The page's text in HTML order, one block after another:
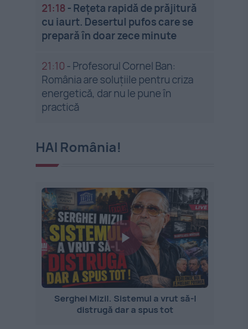
21:18 - Rețeta rapidă de prăjitură
cu iaurt. Desertul pufos care se
prepară în doar zece minute
21:10 - Profesorul Cornel Ban:
România are soluțiile pentru criza
energetică, dar nu le pune în
practică
HAI România!
Serghei Mizil. Sistemul a vrut să-l
distrugă dar a spus tot